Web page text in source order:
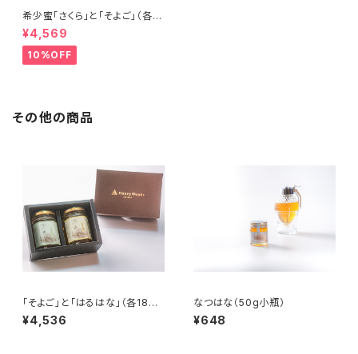
希少蜜「さくら」と「そよご」（各18
0g）化粧箱入り2本セット
¥4,569
10%OFF
その他の商品
「そよご」と「はるはな」（各180
g）化粧箱入り2本セット
¥4,536
なつはな（50g小瓶）
¥648